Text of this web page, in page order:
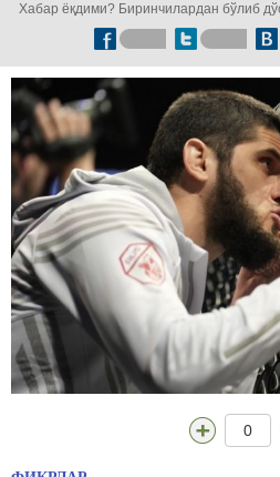
Хабар ёқдими? Биринчилардан бўлиб
0